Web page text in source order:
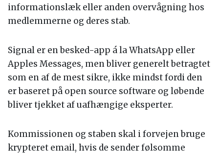
informationslæk eller anden overvågning hos
medlemmerne og deres stab.
Signal er en besked-app á la WhatsApp eller
Apples Messages, men bliver generelt betragtet
som en af de mest sikre, ikke mindst fordi den
er baseret på open source software og løbende
bliver tjekket af uafhængige eksperter.
Kommissionen og staben skal i forvejen bruge
krypteret email, hvis de sender følsomme